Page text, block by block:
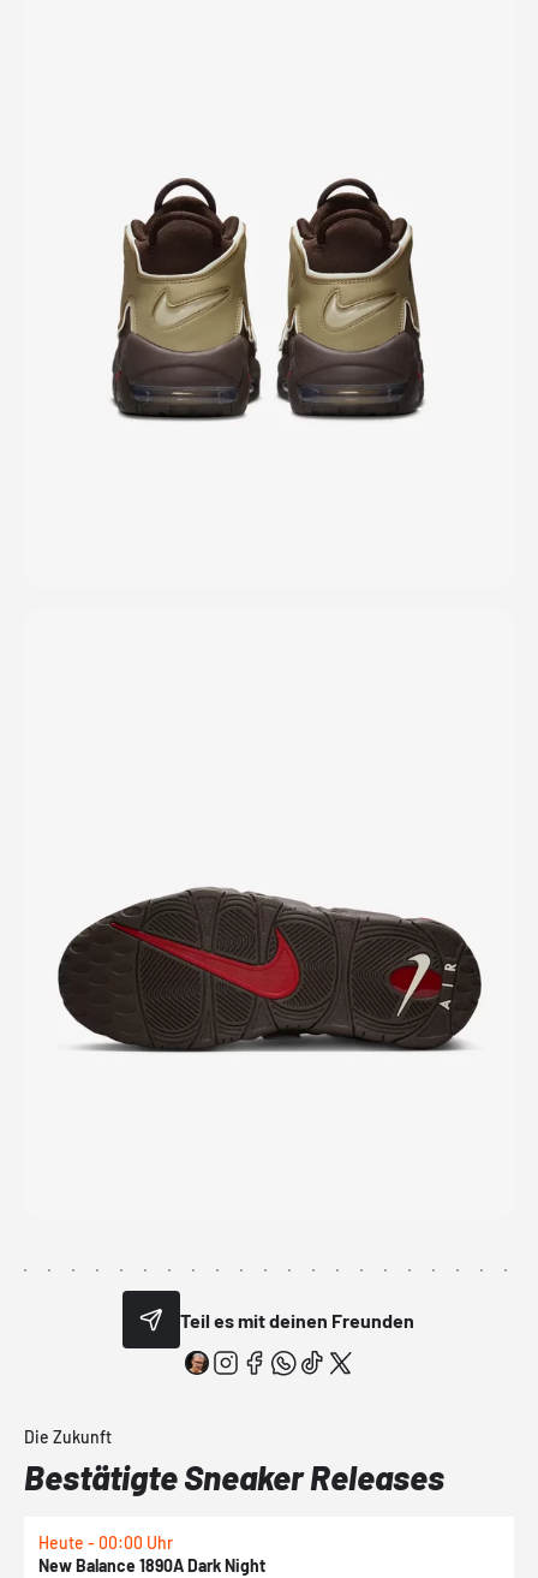
Teil es mit deinen Freunden
Die Zukunft
Bestätigte Sneaker Releases
Heute - 00:00 Uhr
New Balance 1890A Dark Night